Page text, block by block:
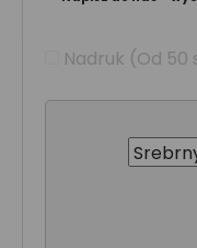
Nadruk (Od 50